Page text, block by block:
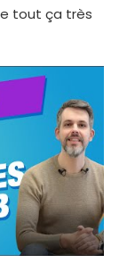
tout ça très